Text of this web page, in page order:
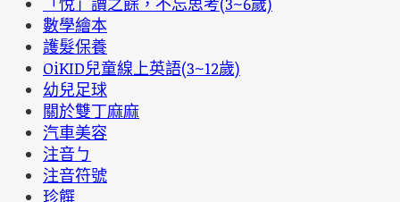
數學繪本
護髮保養
OiKID兒童線上英語(3~12歲)
幼兒足球
關於雙丁麻麻
汽車美容
注音ㄅ
注音符號
珍饌